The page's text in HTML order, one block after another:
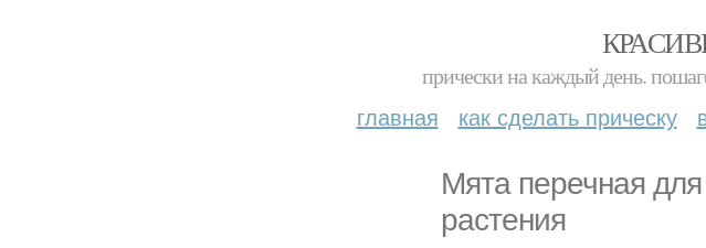
прически на каждый день.
главная как сделать прическу
Мята перечная
растения